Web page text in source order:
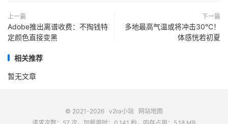
上一篇
Adobe推出离谱收费：不掏钱特
定颜色直接变黑
下一篇
多地最高气温或将冲击30℃！
体感恍若初夏
相关推荐
暂无文章
© 2021-2026 v2ra小站
网站地图